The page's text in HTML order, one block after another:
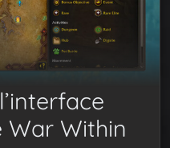
War Within